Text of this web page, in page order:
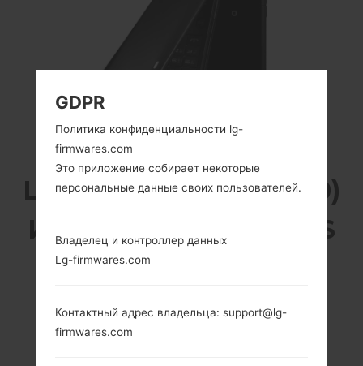
LG KH5800 (LGKH5800)
ИЗ СЕРИИ LG OTHERS
2.4 in
GDPR
Политика конфиденциальности lg-
firmwares.com
Это приложение собирает некоторые
персональные данные своих пользователей.
Владелец и контроллер данных
Lg-firmwares.com
Контактный адрес владельца: support@lg-
firmwares.com